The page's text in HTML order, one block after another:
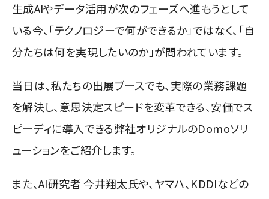
生成AIやデータ活用が次のフェーズへ進もうとして
いる今、「テクノロジーで何ができるか」ではなく、「自
分たちは何を実現したいのか」が問われています。
当日は、私たちの出展ブースでも、実際の業務課題
を解決し、意思決定スピードを変革できる、安価でス
ピーディに導入できる弊社オリジナルのDomoソリ
ューションをご紹介します。
また、AI研究者 今井翔太氏や、ヤマハ、KDDIなどの